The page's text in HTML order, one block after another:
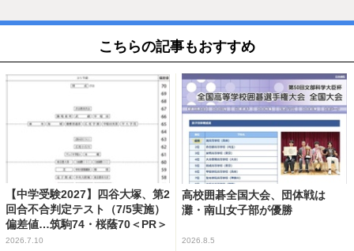
こちらの記事もおすすめ
【中学受験2027】四谷大塚、第2
回合不合判定テスト（7/5実施）
偏差値…筑駒74・桜蔭70＜PR＞
2026.7.10
高校囲碁全国大会、団体戦は
灘・南山女子部が優勝
2026.8.5